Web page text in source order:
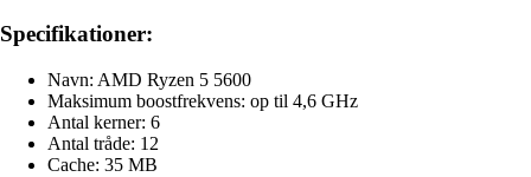
Specifikationer:
Navn: AMD Ryzen 5 5600
Maksimum boostfrekvens: op til 4,6 GHz
Antal kerner: 6
Antal tråde: 12
Cache: 35 MB